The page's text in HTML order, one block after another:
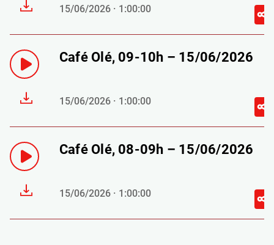
15/06/2026 · 1:00:00
Café Olé, 09-10h – 15/06/2026
15/06/2026 · 1:00:00
Café Olé, 08-09h – 15/06/2026
15/06/2026 · 1:00:00